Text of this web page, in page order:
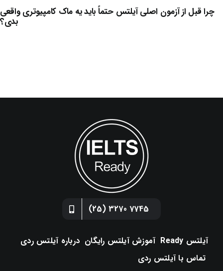
چرا قبل از آزمون اصلی آیلتس حتماً باید یه ماک کامپیوتری واقعی
بدی؟
7745 3270 (25)
آیلتس Ready آموزش آیلتس رایگان درباره آیلتس ردی
تماس با آیلتس ردی